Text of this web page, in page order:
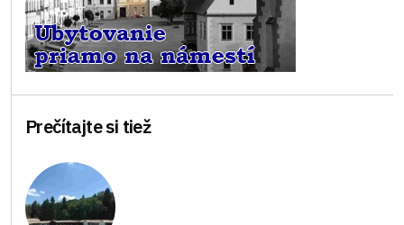
Prečítajte si tiež